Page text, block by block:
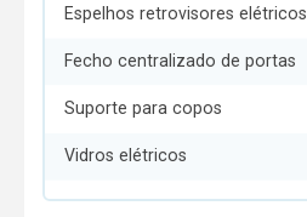
Espelhos retrovisores elétricos
Fecho centralizado de portas
Suporte para copos
Vidros elétricos